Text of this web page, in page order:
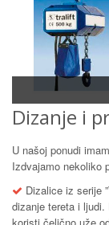
Dizanje i
U našoj ponudi
Izdvajamo nekoliko
Dizalice iz serije
dizanje tereta i
koristi čelično uže